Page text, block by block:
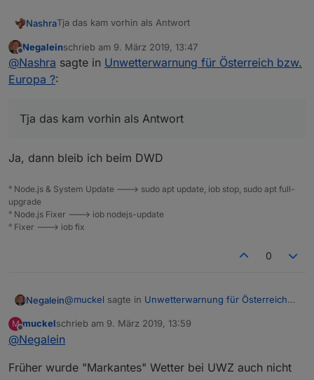
NashraTja das kam vorhin als Antwort
Spoiler
Offline
Negaleinschrieb am 9. März 2019, 13:47
zuletzt editiert von
@Nashra sagte in Unwetterwarnung für Österreich bzw.
Europa ?:
Tja das kam vorhin als Antwort
Ja, dann bleib ich beim DWD
° Node.js & System Update ---> sudo apt update, iob stop, sudo apt full-
upgrade
° Node.js Fixer ---> iob nodejs-update
° Fixer ---> iob fix
0
Negalein@muckel sagte in Unwetterwarnung für Österreich
Dann vergleich mal das UWZ-Script mit dem DWD-
M
Offline
muckelschrieb am 9. März 2019, 13:59
zuletzt editiert von
@Negalein
Früher wurde "Markantes" Wetter bei UWZ auch nicht